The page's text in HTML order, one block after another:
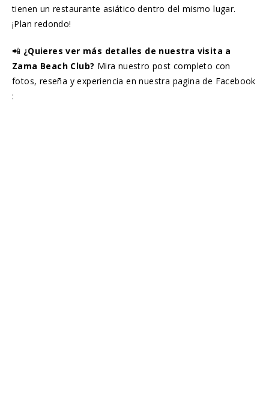
tienen un restaurante asiático dentro del mismo lugar.
¡Plan redondo!
📲 ¿Quieres ver más detalles de nuestra visita a
Zama Beach Club? Mira nuestro post completo con
fotos, reseña y experiencia en nuestra pagina de Facebook
: